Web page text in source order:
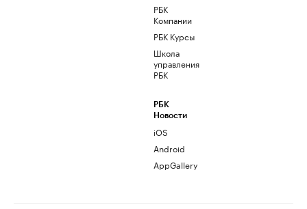
РБК
Компании
РБК Курсы
Школа
управления
РБК
РБК
Новости
iOS
Android
AppGallery